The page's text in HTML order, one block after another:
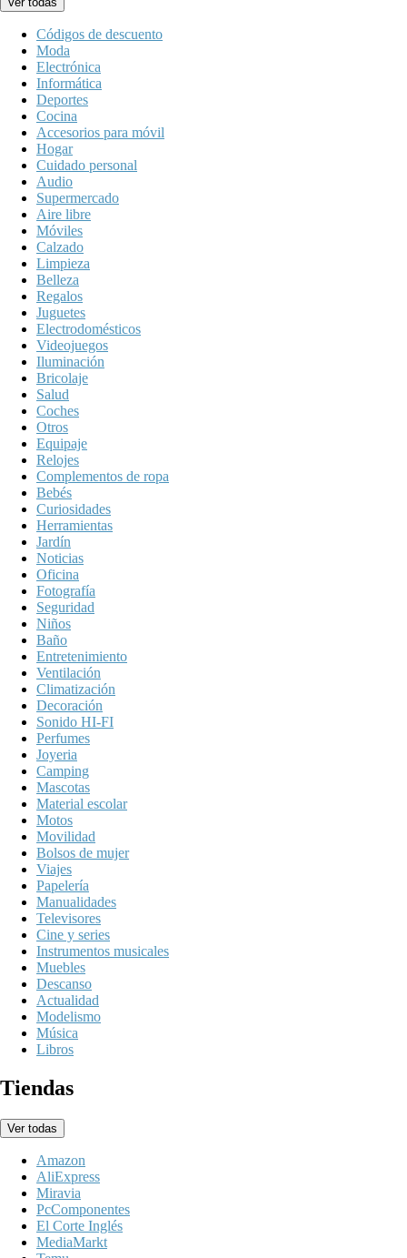
Códigos de descuento
Moda
Electrónica
Informática
Deportes
Cocina
Accesorios para móvil
Hogar
Cuidado personal
Audio
Supermercado
Aire libre
Móviles
Calzado
Limpieza
Belleza
Regalos
Juguetes
Electrodomésticos
Videojuegos
Iluminación
Bricolaje
Salud
Coches
Otros
Equipaje
Relojes
Complementos de ropa
Bebés
Curiosidades
Herramientas
Jardín
Noticias
Oficina
Fotografía
Seguridad
Niños
Baño
Entretenimiento
Ventilación
Climatización
Decoración
Sonido HI-FI
Perfumes
Joyeria
Camping
Mascotas
Material escolar
Motos
Movilidad
Bolsos de mujer
Viajes
Papelería
Manualidades
Televisores
Cine y series
Instrumentos musicales
Muebles
Descanso
Actualidad
Modelismo
Música
Libros
Tiendas
Ver todas
Amazon
AliExpress
Miravia
PcComponentes
El Corte Inglés
MediaMarkt